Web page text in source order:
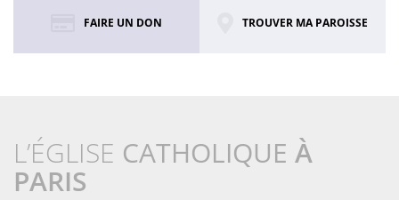
FAIRE UN DON TROUVER MA PAROISSE
L’ÉGLISE CATHOLIQUE À
PARIS